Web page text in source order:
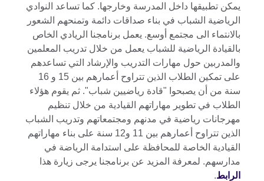
يمكن تطبيقها داخل المدرسة وخارجها. كما تساعد النوادي
الرياضية الشباب في بناء صداقات دائمة وتمنحهم الشعور
بالانتماء الى مجتمع أوسع. يعمل برنامجنا الريادي الخاص
بالقيادة الرياضية للشباب يعمل من خلال تدريب المعلمين
والمدربين حول مهارات التدريب والإرشاد التي تساعدهم
على تمكين الطلاب الذين تتراوح أعمارهم بين 15 و 16
سنة من أن يصبحوا "قادة رياضيين شباب". ثم يقوم هؤلاء
الطلاب في تطوير مهاراتهم القيادية من خلال تنظيم
مهرجانات رياضية في مدنهم ومجتمعاتهم وتدريب الشباب
الذين تتراوح أعمارهم بين 11 و12 سنة على بناء مهاراتهم
القيادية الخاصة للمحافظة على استدامة الرياضة في
مدارسهم. لمعرفة المزيد عن برنامجنا يرجى زيارة هذا
الرابط.